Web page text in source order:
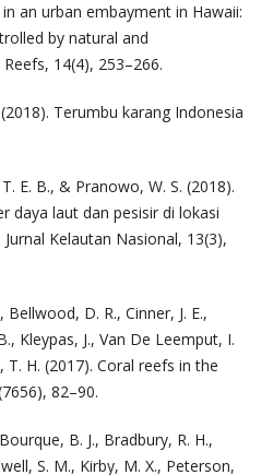
an urban embayment in Hawaii:
by natural and
14(4), 253–266.
Terumbu karang Indonesia
E. B., & Pranowo, W. S. (2018).
daya laut dan pesisir di lokasi
Kelautan Nasional, 13(3),
D. R., Cinner, J. E.,
Kleypas, J., Van De Leemput, I.
H. (2017). Coral reefs in the
82–90.
B. J., Bradbury, R. H.,
S. M., Kirby, M. X., Peterson,